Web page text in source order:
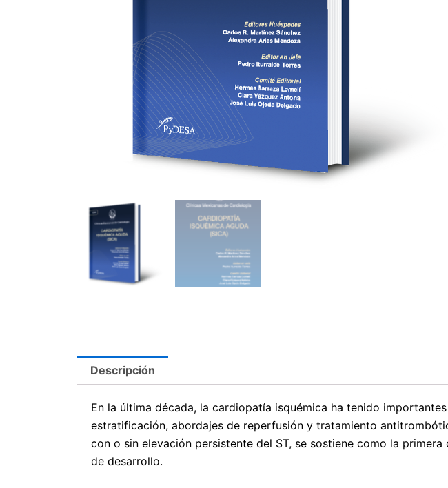
Descripción
En la última década, la cardiopatía isquémica ha tenido
estratificación, abordajes de reperfusión y tratamiento
con o sin elevación persistente del ST, se sostiene como la
de desarrollo.